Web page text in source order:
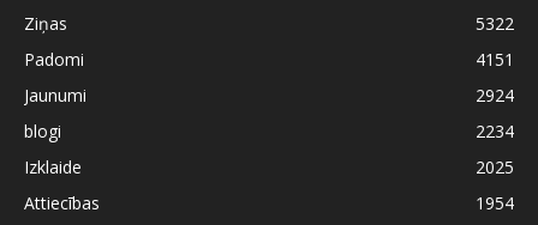
Ziņas
5322
Padomi
4151
Jaunumi
2924
blogi
2234
Izklaide
2025
Attiecības
1954